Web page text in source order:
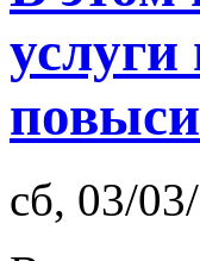
сб, 03/